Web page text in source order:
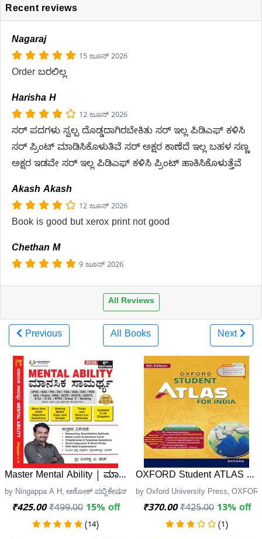
Recent reviews
Nagaraj
15 ಜೂನ್ 2026
Order ಬರಲಿಲ್ಲ
Harisha H
12 ಜೂನ್ 2026
ಸರ್ ಪದಗಳು ಸ್ವಲ್ಪ ದೊಡ್ಡದಾಗಿರಬೇಕಿತು ಸರ್ ಇಲ್ಲ ಪಿಡಿಎಫ್ ಕಳಿಸಿ
ಸರ್ ಪ್ರಿಂಟ್ ಮಾಡಿಸಿಕೊಳುತಿವೆ ಸರ್ ಅಕ್ಷರ ಕಾಣೆದೆ ಇಲ್ಲ ಬಹಳ ಸಣ್ಣ
ಅಕ್ಷರ ಇಡವೇ ಸರ್ ಇಲ್ಲ ಪಿಡಿಎಫ್ ಕಳಿಸಿ ಪ್ರಿಂಟ್ ಹಾಕಿಸಿಕೊಳುತ್ತೆವೆ
Akash Akash
12 ಜೂನ್ 2026
Book is good but xerox print not good
Chethan M
9 ಜೂನ್ 2026
All Reviews
Previous All Books Next
Master Mental Ability | ಮಾನಸಿಕ ಸಾಮರ್ಥ್ಯ | Ningappa AH |
by Ningappa A H, ಅಶೋಕ್ ಪಬ್ಲಿಕೇಷನ್
₹425.00 ₹499.00 15% off
(14)
OXFORD Student ATLAS
by Oxford University Press,
₹370.00 ₹425.00 13% off
(1)